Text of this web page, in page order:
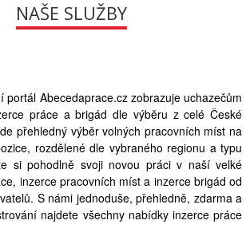
NAŠE SLUŽBY
portál Abecedaprace.cz zobrazuje uchazečům
práce a brigád dle výběru z celé České
přehledný výběr volných pracovních míst na
rozdělené dle vybraného regionu a typu
si pohodlně svoji novou práci v naší velké
inzerce pracovních míst a inzerce brigád od
S námi jednoduše, přehledně, zdarma a
najdete všechny nabídky inzerce práce